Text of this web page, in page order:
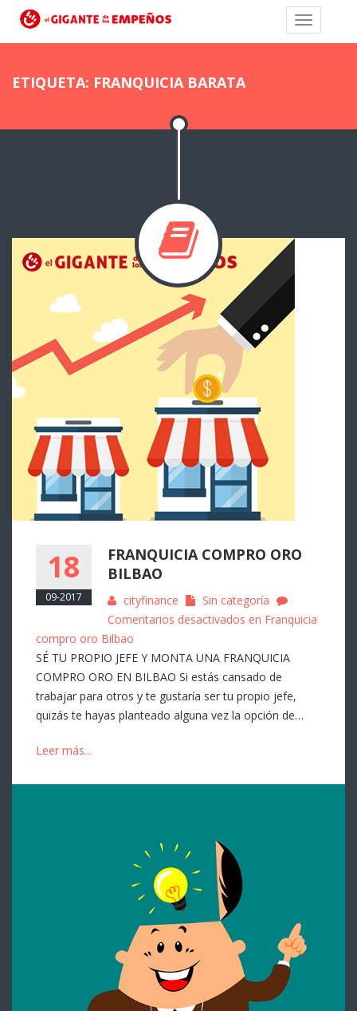
ETIQUETA: FRANQUICIA BARATA
18
09-2017
FRANQUICIA COMPRO ORO
BILBAO
cityfinance
Sin categoría
Comentarios desactivados en Franquicia
compro oro Bilbao
SÉ TU PROPIO JEFE Y MONTA UNA FRANQUICIA
COMPRO ORO EN BILBAO Si estás cansado de
trabajar para otros y te gustaría ser tu propio jefe,
quizás te hayas planteado alguna vez la opción de…
Leer más...